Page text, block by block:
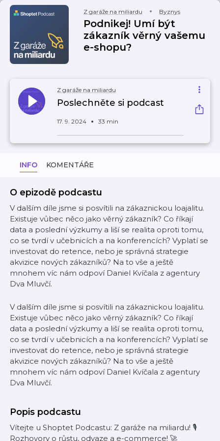
Z garáže na miliardu Byznys
Podnikej! Umí být
zákazník věrný vašemu
e-shopu?
Z garáže na miliardu
Poslechněte si podcast
17. 9. 2024 33 min
INFO KOMENTÁŘE
O epizodě podcastu
V dalším díle jsme si posvítili na zákaznickou loajalitu.
Existuje vůbec něco jako věrný zákazník? Co říkají
data a poslední výzkumy a liší se realita oproti tomu,
co se tvrdí v učebnicích a na konferencích? Vyplatí se
investovat do retence, nebo je správná strategie
akvizice nových zákazníků? Na to vše a ještě
mnohem víc nám odpoví Daniel Kvíčala z agentury
Dva Mluvčí.
V dalším díle jsme si posvítili na zákaznickou loajalitu.
Existuje vůbec něco jako věrný zákazník? Co říkají
data a poslední výzkumy a liší se realita oproti tomu,
co se tvrdí v učebnicích a na konferencích? Vyplatí se
investovat do retence, nebo je správná strategie
akvizice nových zákazníků? Na to vše a ještě
mnohem víc nám odpoví Daniel Kvíčala z agentury
Dva Mluvčí.
Popis podcastu
Vítejte u Shoptet Podcastu: Z garáže na miliardu! 🎙️
Rozhovory o růstu, odvaze a e-commerce! 🚀